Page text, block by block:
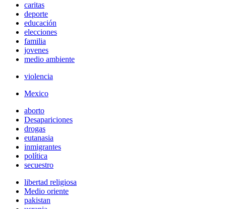
caritas
deporte
educación
elecciones
familia
jovenes
medio ambiente
violencia
Mexico
aborto
Desapariciones
drogas
eutanasia
inmigrantes
política
secuestro
libertad religiosa
Medio oriente
pakistan